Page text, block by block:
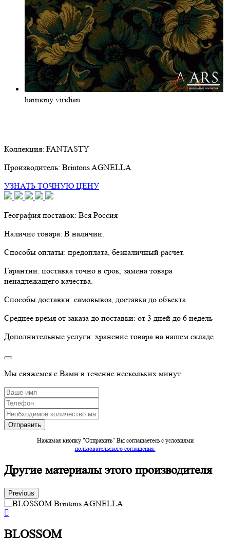
harmony viridian
Коллекция: FANTASTY
Производитель: Brintons AGNELLA
УЗНАТЬ ТОЧНУЮ ЦЕНУ
География поставок: Вся Россия
Наличие товара: В наличии.
Способы оплаты: предоплата, безналичный расчет.
Гарантии: поставка точно в срок, замена товара
ненадлежащего качества.
Способы доставки: самовывоз, доставка до объекта.
Среднее время от заказа до поставки: от 3 дней до 6 недель
Дополнительные услуги: хранение товара на нашем складе.
Мы свяжемся с Вами в течение нескольких минут
Нажимая кнопку "Отправить" Вы соглашаетесь c условиями
пользовательского соглашения.
Другие материалы этого производителя
Previous
BLOSSOM